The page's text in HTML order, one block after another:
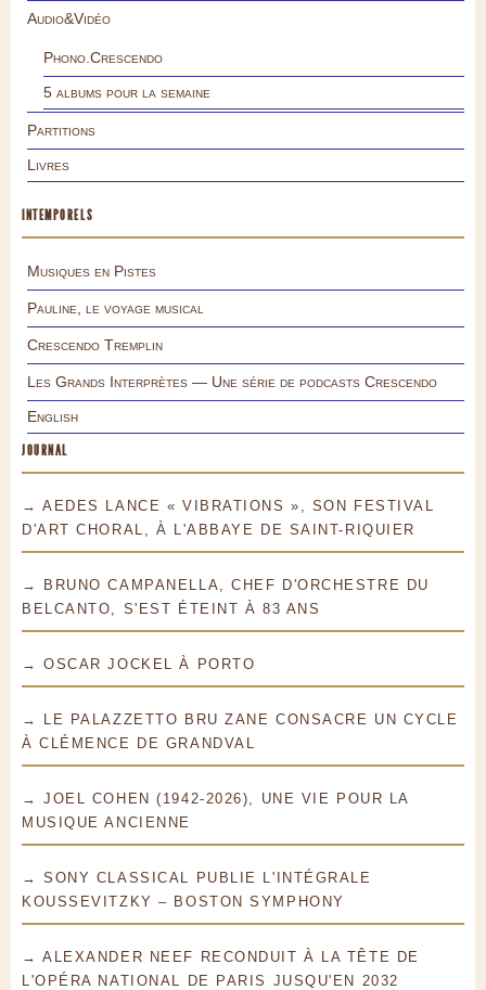
Audio&Vidéo
Phono.Crescendo
5 albums pour la semaine
Partitions
Livres
INTEMPORELS
Musiques en Pistes
Pauline, le voyage musical
Crescendo Tremplin
Les Grands Interprètes — Une série de podcasts Crescendo
English
JOURNAL
→ AEDES LANCE « VIBRATIONS », SON FESTIVAL
D'ART CHORAL, À L'ABBAYE DE SAINT-RIQUIER
→ BRUNO CAMPANELLA, CHEF D'ORCHESTRE DU
BELCANTO, S'EST ÉTEINT À 83 ANS
→ OSCAR JOCKEL À PORTO
→ LE PALAZZETTO BRU ZANE CONSACRE UN CYCLE
À CLÉMENCE DE GRANDVAL
→ JOEL COHEN (1942-2026), UNE VIE POUR LA
MUSIQUE ANCIENNE
→ SONY CLASSICAL PUBLIE L'INTÉGRALE
KOUSSEVITZKY – BOSTON SYMPHONY
→ ALEXANDER NEEF RECONDUIT À LA TÊTE DE
L'OPÉRA NATIONAL DE PARIS JUSQU'EN 2032